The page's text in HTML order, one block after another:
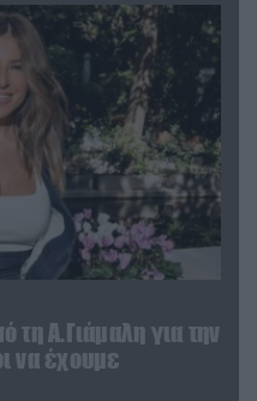
τη Α.Γιάμαλη για την
να έχουμε